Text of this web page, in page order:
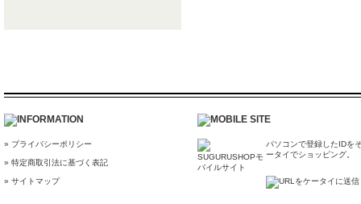
» プライバシーポリシー
» 特定商取引法に基づく表記
» サイトマップ
パソコンで登録したIDを
ータイでショッピング。